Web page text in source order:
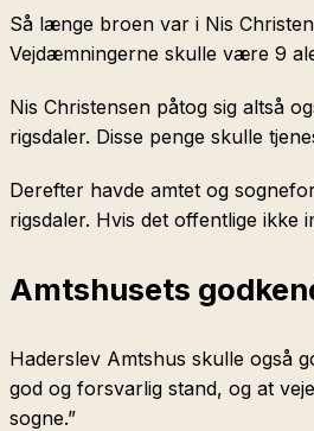
Så længe broen var i Nis
Vejdæmningerne skulle være 9
Nis Christensen påtog sig altså
rigsdaler. Disse penge skulle
Derefter havde amtet og
rigsdaler. Hvis det offentlige ikke
Amtshusets
Haderslev Amtshus skulle også
god og forsvarlig stand, og at
sogne.”